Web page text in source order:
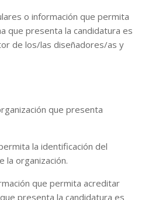
o información que permita
que presenta la candidatura es
de los/las diseñadores/as y
que presenta
la identificación del
la organización.
que permita acreditar
presenta la candidatura es